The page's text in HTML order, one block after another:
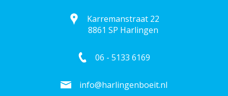
Karremanstraat 22
8861 SP Harlingen
06 - 5133 6169
info@harlingenboeit.nl